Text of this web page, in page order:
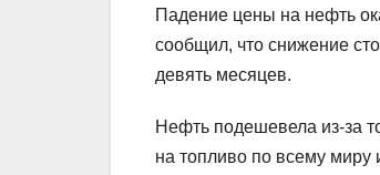
Падение цены на нефть
сообщил, что снижение
девять месяцев.
Нефть подешевела из-за
на топливо по всему миру